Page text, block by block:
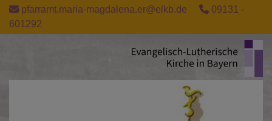
Direkt
zum
Inhalt
pfarramt.maria-magdalena.er@elkb.de
09131 -
601292